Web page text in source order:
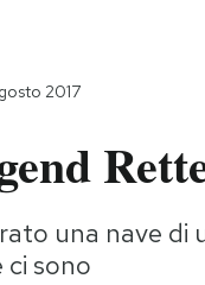
2017
una nave di
ci sono